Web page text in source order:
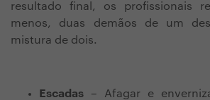
resultado final, os profissionais
menos, duas demãos de um
mistura de dois.
Escadas – Afagar e